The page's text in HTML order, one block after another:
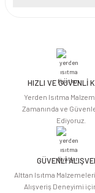
iletebilirsiniz.
Görüş ve önerileriniz
Ürün
Ürün bilgilerinde
Ürün fiyatı diğer
Bu ürüne benzer
HIZLI VE GÜVENLİ
Yerden Isıtma
Zamanında ve
Ediyoruz.
GÜVENLİ
Alttan Isıtma
Alışveriş Deneyimi